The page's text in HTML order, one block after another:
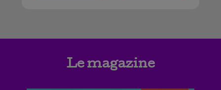
Le magazine